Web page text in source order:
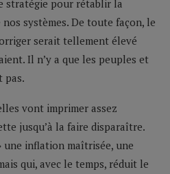
stratégie pour rétablir la
systèmes. De toute façon, le
serait tellement élevé
Il n’y a que les peuples et
pas.
vont imprimer assez
jusqu’à la faire disparaître.
une inflation maîtrisée, une
qui, avec le temps, réduit le